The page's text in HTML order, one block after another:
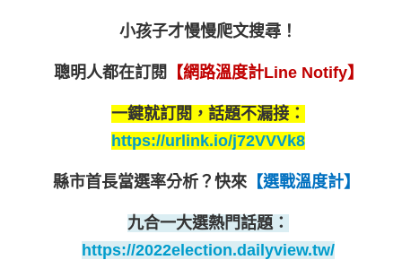
小孩子才慢慢爬文搜尋！
聰明人都在訂閱 【網路溫度計Line Notify】
一鍵就訂閱，話題不漏接：
https://urlink.io/j72VVVk8
縣市首長當選率分析？ 快來【選戰溫度計】
九合一大選熱門話題：
https://2022election.dailyview.tw/